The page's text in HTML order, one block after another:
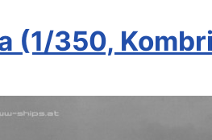
(1/350,